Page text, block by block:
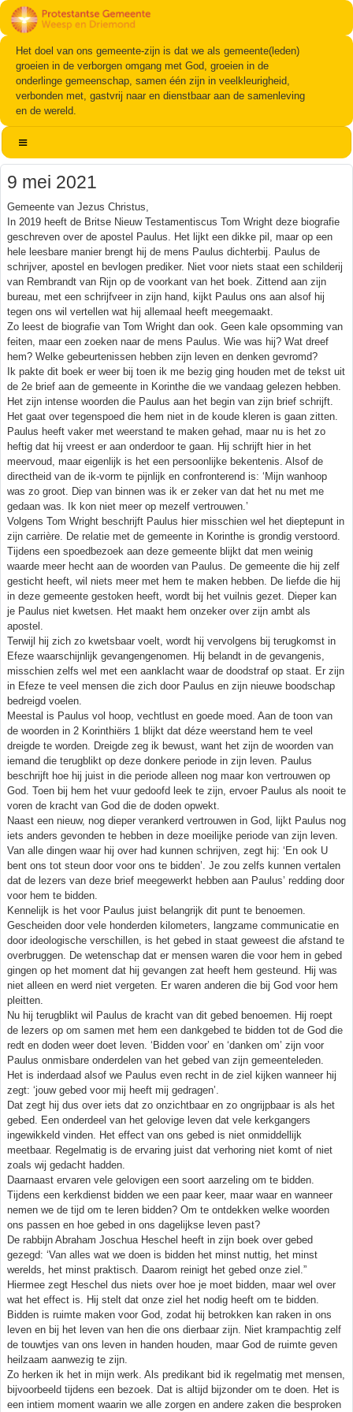
Het doel van ons gemeente-zijn is dat we als gemeente(leden)
groeien in de verborgen omgang met God, groeien in de
onderlinge gemeenschap, samen één zijn in veelkleurigheid,
verbonden met, gastvrij naar en dienstbaar aan de samenleving
en de wereld.
9 mei 2021
Gemeente van Jezus Christus,
In 2019 heeft de Britse Nieuw Testamentiscus Tom Wright deze biografie
geschreven over de apostel Paulus. Het lijkt een dikke pil, maar op een
hele leesbare manier brengt hij de mens Paulus dichterbij. Paulus de
schrijver, apostel en bevlogen prediker. Niet voor niets staat een schilderij
van Rembrandt van Rijn op de voorkant van het boek. Zittend aan zijn
bureau, met een schrijfveer in zijn hand, kijkt Paulus ons aan alsof hij
tegen ons wil vertellen wat hij allemaal heeft meegemaakt.
Zo leest de biografie van Tom Wright dan ook. Geen kale opsomming van
feiten, maar een zoeken naar de mens Paulus. Wie was hij? Wat dreef
hem? Welke gebeurtenissen hebben zijn leven en denken gevromd?
Ik pakte dit boek er weer bij toen ik me bezig ging houden met de tekst uit
de 2e brief aan de gemeente in Korinthe die we vandaag gelezen hebben.
Het zijn intense woorden die Paulus aan het begin van zijn brief schrijft.
Het gaat over tegenspoed die hem niet in de koude kleren is gaan zitten.
Paulus heeft vaker met weerstand te maken gehad, maar nu is het zo
heftig dat hij vreest er aan onderdoor te gaan. Hij schrijft hier in het
meervoud, maar eigenlijk is het een persoonlijke bekentenis. Alsof de
directheid van de ik-vorm te pijnlijk en confronterend is: ‘Mijn wanhoop
was zo groot. Diep van binnen was ik er zeker van dat het nu met me
gedaan was. Ik kon niet meer op mezelf vertrouwen.’
Volgens Tom Wright beschrijft Paulus hier misschien wel het dieptepunt in
zijn carrière. De relatie met de gemeente in Korinthe is grondig verstoord.
Tijdens een spoedbezoek aan deze gemeente blijkt dat men weinig
waarde meer hecht aan de woorden van Paulus. De gemeente die hij zelf
gesticht heeft, wil niets meer met hem te maken hebben. De liefde die hij
in deze gemeente gestoken heeft, wordt bij het vuilnis gezet. Dieper kan
je Paulus niet kwetsen. Het maakt hem onzeker over zijn ambt als
apostel.
Terwijl hij zich zo kwetsbaar voelt, wordt hij vervolgens bij terugkomst in
Efeze waarschijnlijk gevangengenomen. Hij belandt in de gevangenis,
misschien zelfs wel met een aanklacht waar de doodstraf op staat. Er zijn
in Efeze te veel mensen die zich door Paulus en zijn nieuwe boodschap
bedreigd voelen.
Meestal is Paulus vol hoop, vechtlust en goede moed. Aan de toon van
de woorden in 2 Korinthiërs 1 blijkt dat déze weerstand hem te veel
dreigde te worden. Dreigde zeg ik bewust, want het zijn de woorden van
iemand die terugblikt op deze donkere periode in zijn leven. Paulus
beschrijft hoe hij juist in die periode alleen nog maar kon vertrouwen op
God. Toen bij hem het vuur gedoofd leek te zijn, ervoer Paulus als nooit te
voren de kracht van God die de doden opwekt.
Naast een nieuw, nog dieper verankerd vertrouwen in God, lijkt Paulus nog
iets anders gevonden te hebben in deze moeilijke periode van zijn leven.
Van alle dingen waar hij over had kunnen schrijven, zegt hij: ‘En ook U
bent ons tot steun door voor ons te bidden’. Je zou zelfs kunnen vertalen
dat de lezers van deze brief meegewerkt hebben aan Paulus’ redding door
voor hem te bidden.
Kennelijk is het voor Paulus juist belangrijk dit punt te benoemen.
Gescheiden door vele honderden kilometers, langzame communicatie en
door ideologische verschillen, is het gebed in staat geweest die afstand te
overbruggen. De wetenschap dat er mensen waren die voor hem in gebed
gingen op het moment dat hij gevangen zat heeft hem gesteund. Hij was
niet alleen en werd niet vergeten. Er waren anderen die bij God voor hem
pleitten.
Nu hij terugblikt wil Paulus de kracht van dit gebed benoemen. Hij roept
de lezers op om samen met hem een dankgebed te bidden tot de God die
redt en doden weer doet leven. ‘Bidden voor’ en ‘danken om’ zijn voor
Paulus onmisbare onderdelen van het gebed van zijn gemeenteleden.
Het is inderdaad alsof we Paulus even recht in de ziel kijken wanneer hij
zegt: ‘jouw gebed voor mij heeft mij gedragen’.
Dat zegt hij dus over iets dat zo onzichtbaar en zo ongrijpbaar is als het
gebed. Een onderdeel van het gelovige leven dat vele kerkgangers
ingewikkeld vinden. Het effect van ons gebed is niet onmiddellijk
meetbaar. Regelmatig is de ervaring juist dat verhoring niet komt of niet
zoals wij gedacht hadden.
Daarnaast ervaren vele gelovigen een soort aarzeling om te bidden.
Tijdens een kerkdienst bidden we een paar keer, maar waar en wanneer
nemen we de tijd om te leren bidden? Om te ontdekken welke woorden
ons passen en hoe gebed in ons dagelijkse leven past?
De rabbijn Abraham Joschua Heschel heeft in zijn boek over gebed
gezegd: ‘Van alles wat we doen is bidden het minst nuttig, het minst
werelds, het minst praktisch. Daarom reinigt het gebed onze ziel.”
Hiermee zegt Heschel dus niets over hoe je moet bidden, maar wel over
wat het effect is. Hij stelt dat onze ziel het nodig heeft om te bidden.
Bidden is ruimte maken voor God, zodat hij betrokken kan raken in ons
leven en bij het leven van hen die ons dierbaar zijn. Niet krampachtig zelf
de touwtjes van ons leven in handen houden, maar God de ruimte geven
heilzaam aanwezig te zijn.
Zo herken ik het in mijn werk. Als predikant bid ik regelmatig met mensen,
bijvoorbeeld tijdens een bezoek. Dat is altijd bijzonder om te doen. Het is
een intiem moment waarin we alle zorgen en andere zaken die besproken